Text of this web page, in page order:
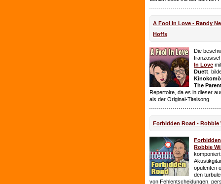
A Fool In Love - Randy
Hoffs
Die
In Love
Duett ,
The
Repertoire, da es in dieser
als der Original-Titelsong.
Forbidden Road - Robbie
Robbie
opulenten
den
von Fehlentscheidungen,